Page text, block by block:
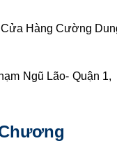
Cửa Hàng Cường
Ngũ Lão- Quận 1,